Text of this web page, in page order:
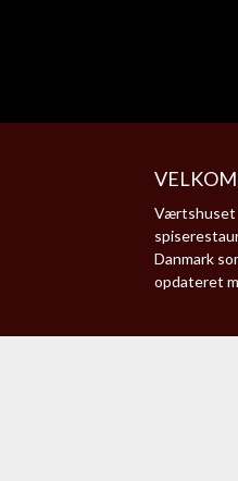
Værtshuset
Danmark
opdateret